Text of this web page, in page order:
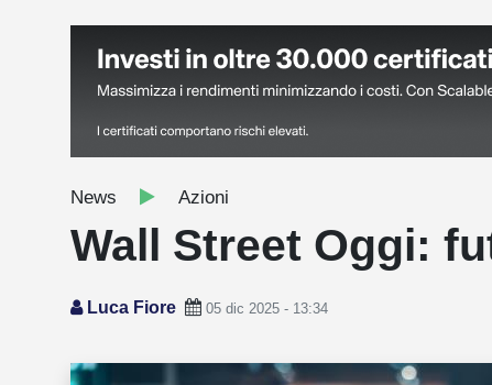
News Azioni
Wall Street Oggi:
Luca Fiore 05 dic 2025 - 13:34